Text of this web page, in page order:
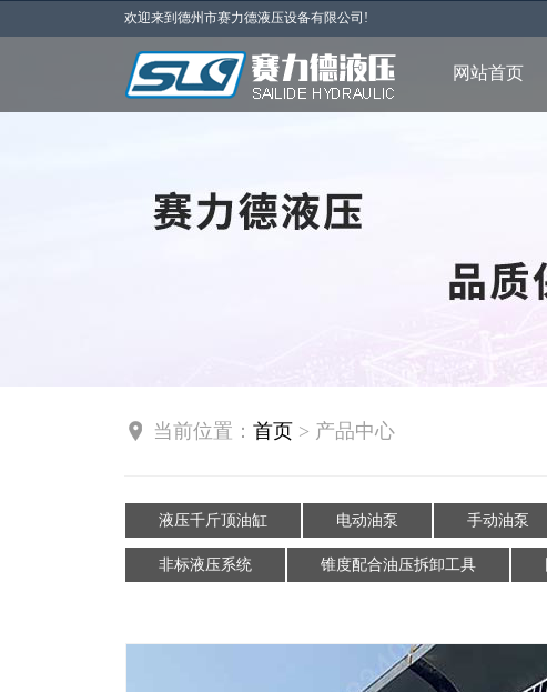
欢迎来到德州市赛力德液压设备有限公司!
网站首页
当前位置： 首页 > 产品中心
液压千斤顶油缸 电动油泵 手动油泵
非标液压系统 锥度配合油压拆卸工具